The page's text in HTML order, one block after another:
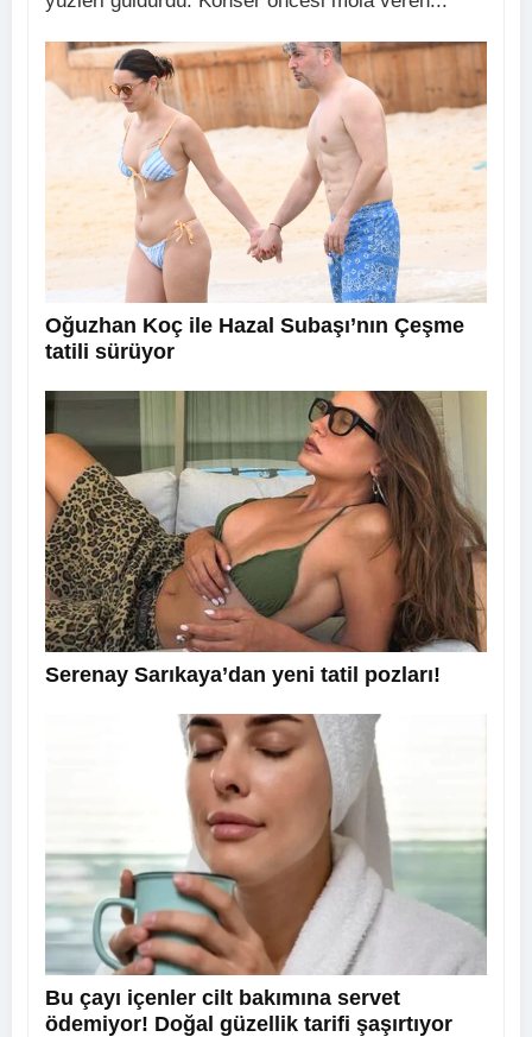
Oğuzhan Koç ile Hazal Subaşı’nın Çeşme
tatili sürüyor
Serenay Sarıkaya’dan yeni tatil pozları!
Bu çayı içenler cilt bakımına servet
ödemiyor! Doğal güzellik tarifi şaşırtıyor